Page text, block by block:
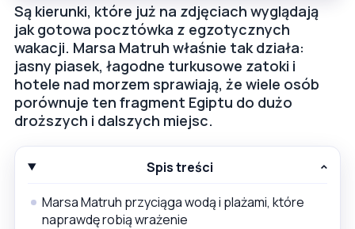
Są kierunki, które już na zdjęciach wyglądają
jak gotowa pocztówka z egzotycznych
wakacji. Marsa Matruh właśnie tak działa:
jasny piasek, łagodne turkusowe zatoki i
hotele nad morzem sprawiają, że wiele osób
porównuje ten fragment Egiptu do dużo
droższych i dalszych miejsc.
Spis treści
Marsa Matruh przyciąga wodą i plażami, które
naprawdę robią wrażenie